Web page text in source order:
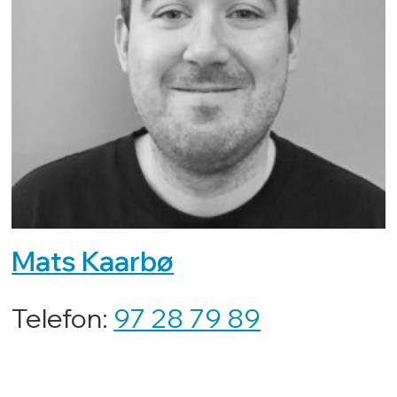
Mats Kaarbø
Telefon: 97 28 79 89